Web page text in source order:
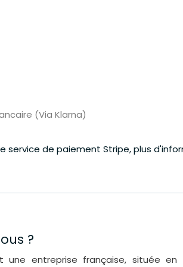
(Via Klarna)
service de paiement Stripe, plus
?
une entreprise française, située en